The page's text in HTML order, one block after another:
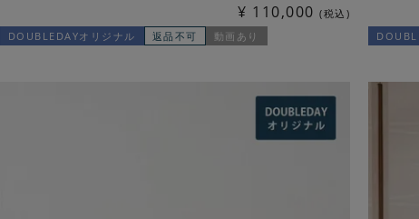
¥ 110,000
税込
DOUBLEDAYオリジナル
返品不可 動画あり